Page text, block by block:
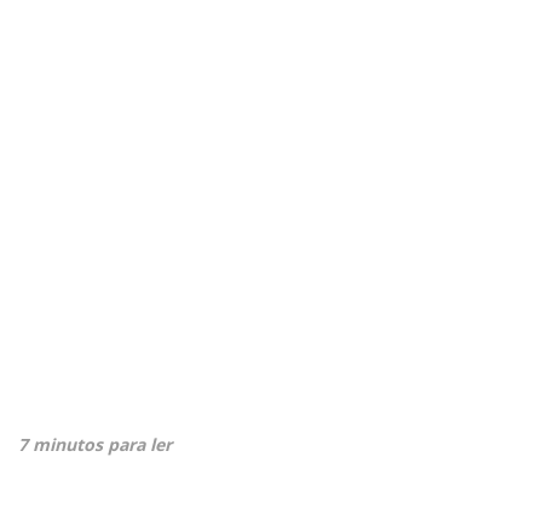
7 minutos para ler